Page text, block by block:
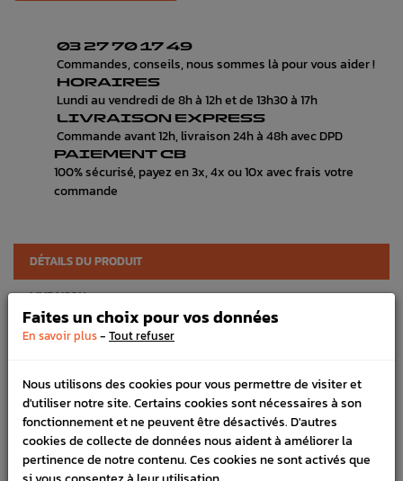
03 27 70 17 49
Commandes, conseils, nous sommes là pour vous aider !
HORAIRES
Lundi au vendredi de 8h à 12h et de 13h30 à 17h
LIVRAISON EXPRESS
Commande avant 12h, livraison 24h à 48h avec DPD
PAIEMENT CB
100% sécurisé, payez en 3x, 4x ou 10x avec frais votre
commande
DÉTAILS DU PRODUIT
LIVRAISON
VÉHICULES COMPATIBLE
Référence :3415
FICHE TECHNIQUE
Admission
Durites
Faites un choix pour vos données
En savoir plus- Tout refuser
Nous utilisons des cookies pour vous permettre de visiter et
d'utiliser notre site. Certains cookies sont nécessaires à son
fonctionnement et ne peuvent être désactivés. D'autres
cookies de collecte de données nous aident à améliorer la
pertinence de notre contenu. Ces cookies ne sont activés que